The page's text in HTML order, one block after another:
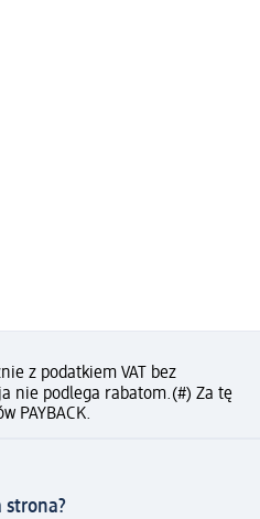
z podatkiem VAT bez
nie podlega rabatom.(#) Za tę
PAYBACK.
strona?